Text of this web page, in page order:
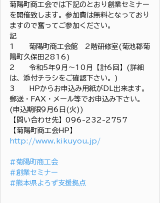
菊陽町商工会では下記のとおり創業セミナー
を開催致します。参加費は無料となっており
ますので奮ってご参加ください。
記
1　　菊陽町商工会館　2階研修室(菊池郡菊
陽町久保田2816)
2　　令和5年9月～10月【計6回】(詳細
は、添付チラシをご確認下さい。)
3　　HPからお申込み用紙がDL出来ます。
郵送・FAX・メール等でお申込み下さい。
(申込期限9月6日(火))
【問い合わせ先】096-232-2757
【菊陽町商工会HP】
http://www.kikuyou.jp/
#菊陽町商工会
#創業セミナー
#熊本県よろず支援拠点